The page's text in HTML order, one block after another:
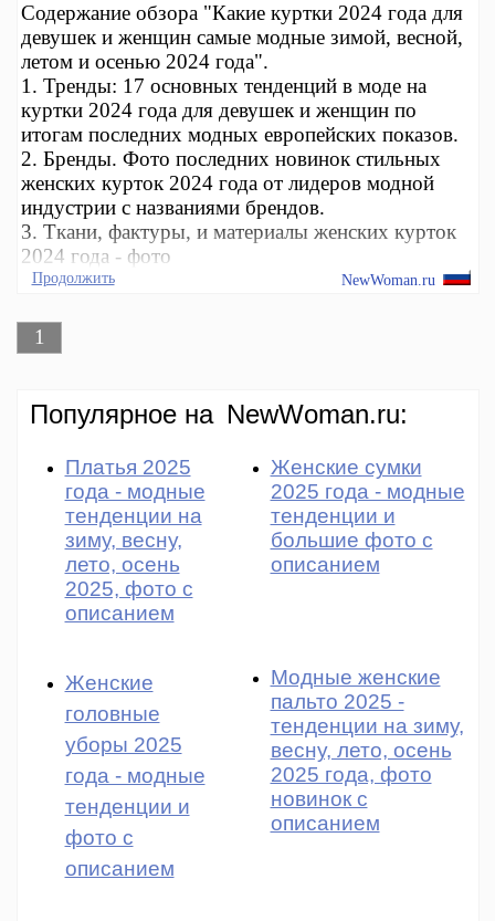
Содержание обзора "Какие куртки 2024 года для
девушек и женщин самые модные зимой, весной,
летом и осенью 2024 года".
1. Тренды: 17 основных тенденций в моде на
куртки 2024 года для девушек и женщин по
итогам последних модных европейских показов.
2. Бренды. Фото последних новинок стильных
женских курток 2024 года от лидеров модной
индустрии с названиями брендов.
3. Ткани, фактуры, и материалы женских курток
2024 года - фото
Продолжить NewWoman.ru
1
Популярное на NewWoman.ru:
Платья 2025
года - модные
тенденции на
зиму, весну,
лето, осень
2025, фото с
описанием
Женские сумки
2025 года - модные
тенденции и
большие фото с
описанием
Женские
головные
уборы 2025
года - модные
тенденции и
фото с
описанием
Модные женские
пальто 2025 -
тенденции на зиму,
весну, лето, осень
2025 года, фото
новинок с
описанием